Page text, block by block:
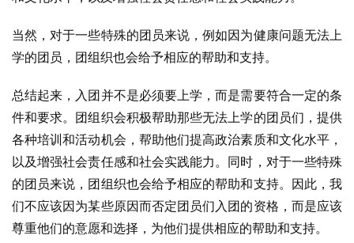
当然，对于一些特殊的团员来说，例如因为健康问题无法上
学的团员，团组织也会给予相应的帮助和支持。
总结起来，入团并不是必须要上学，而是需要符合一定的条
件和要求。团组织会积极帮助那些无法上学的团员们，提供
各种培训和活动机会，帮助他们提高政治素质和文化水平，
以及增强社会责任感和社会实践能力。同时，对于一些特殊
的团员来说，团组织也会给予相应的帮助和支持。因此，我
们不应该因为某些原因而否定团员们入团的资格，而是应该
尊重他们的意愿和选择，为他们提供相应的帮助和支持。